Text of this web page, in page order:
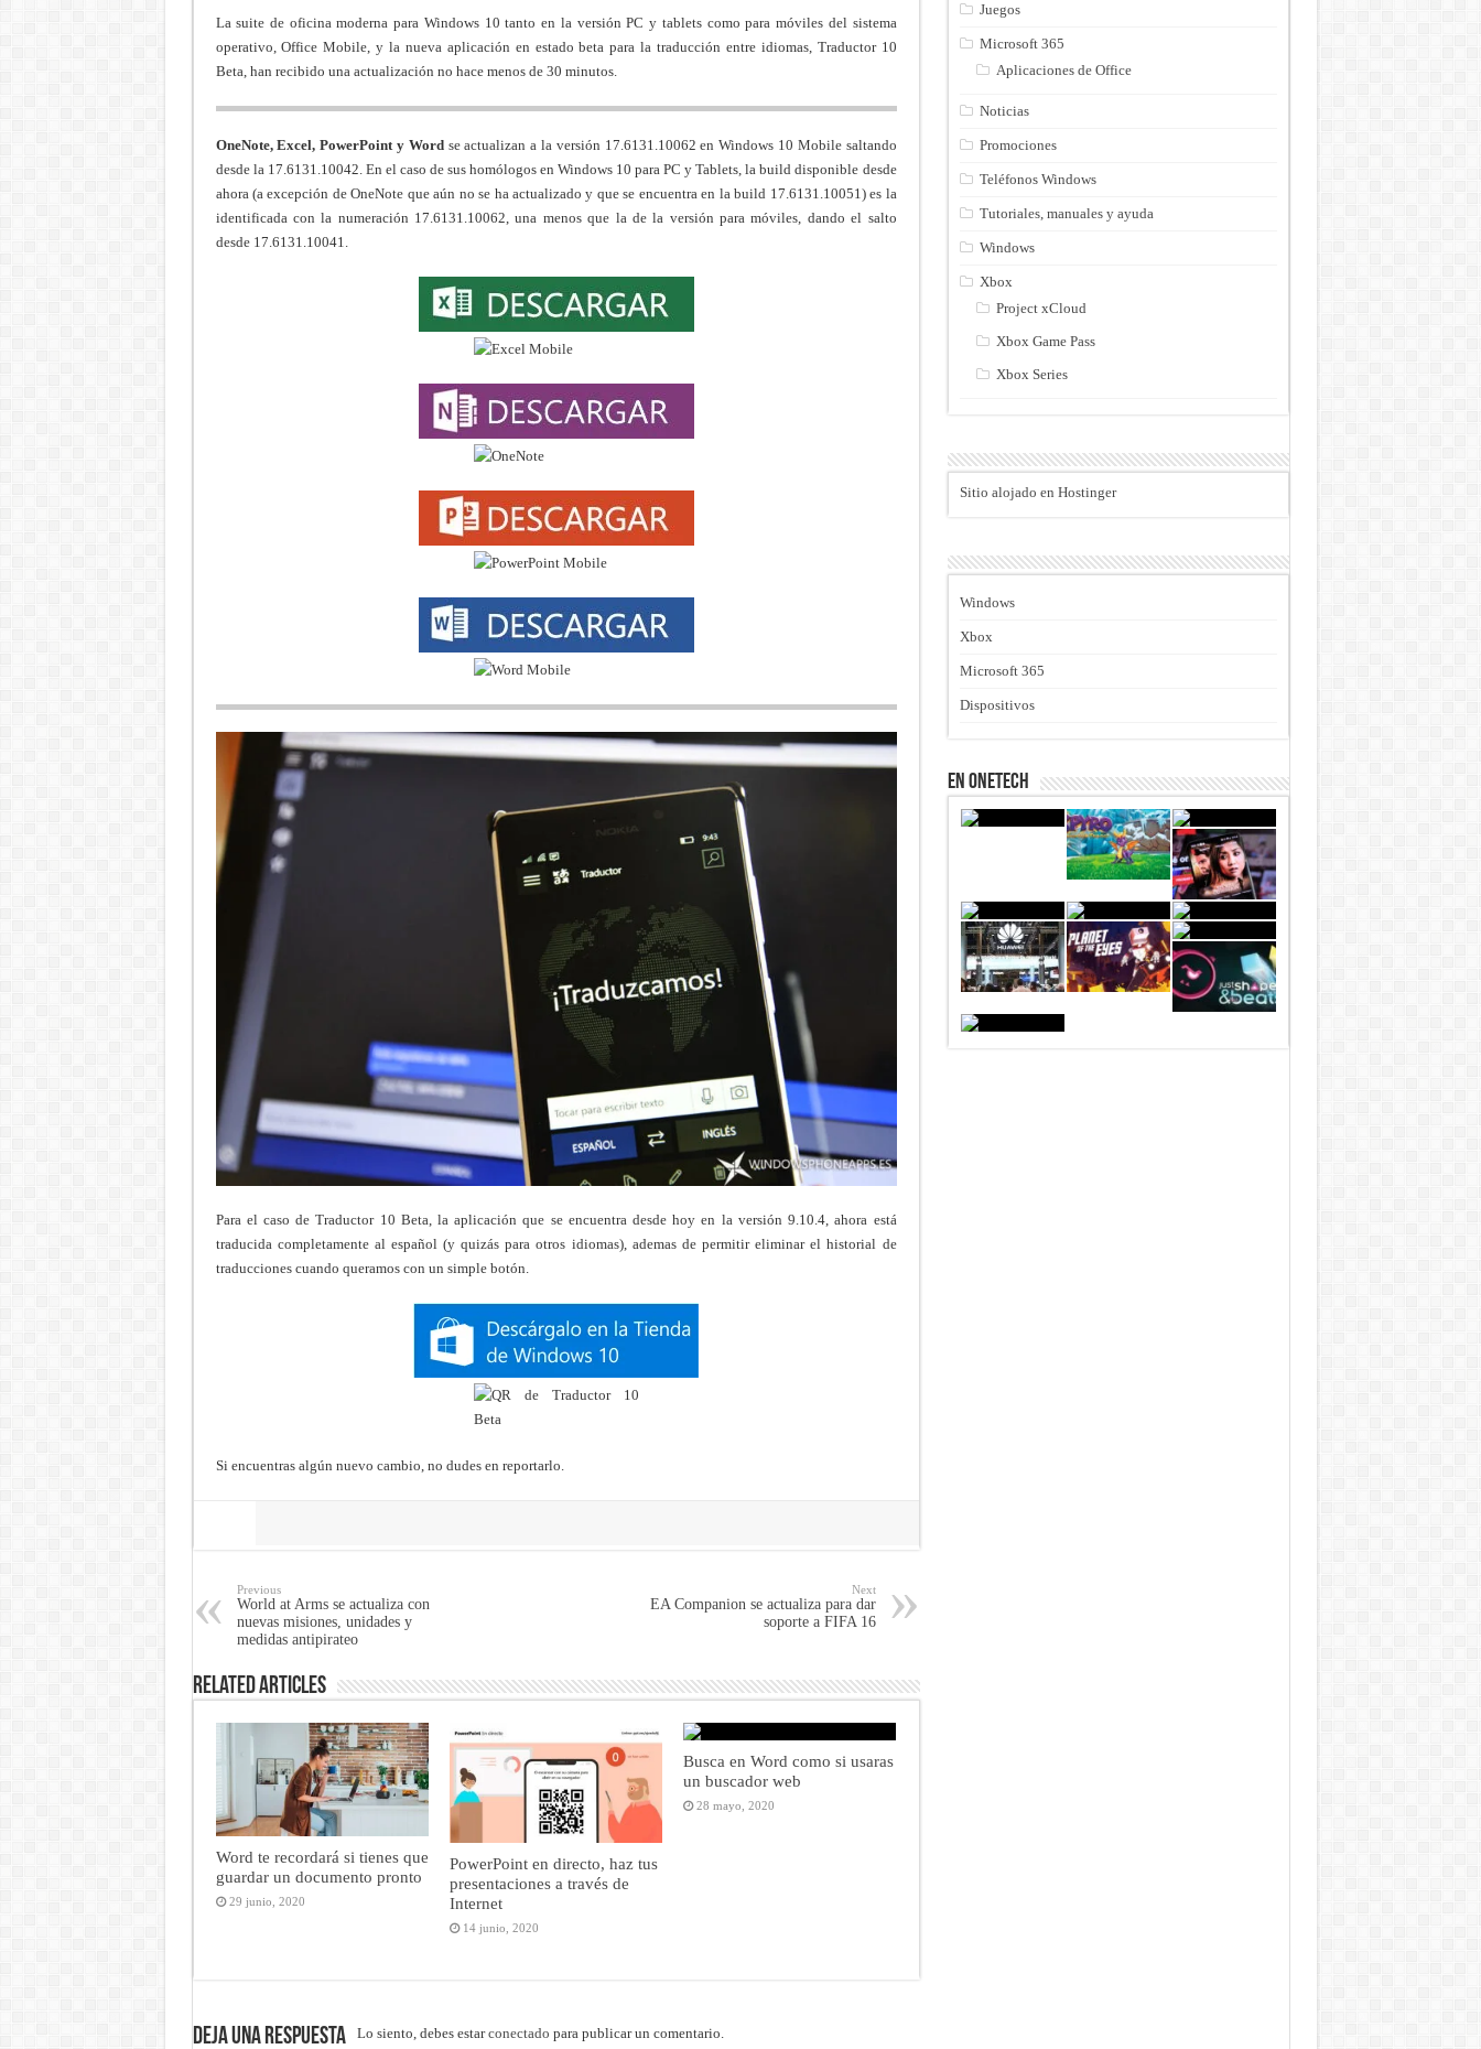
La suite de oficina moderna para Windows 10 tanto en la versión PC y tablets como para móviles del sistema
operativo, Office Mobile, y la nueva aplicación en estado beta para la traducción entre idiomas, Traductor 10
Beta, han recibido una actualización no hace menos de 30 minutos.
OneNote, Excel, PowerPoint y Wordse actualizan a la versión 17.6131.10062 en Windows 10 Mobile saltando
desde la 17.6131.10042. En el caso de sus homólogos en Windows 10 para PC y Tablets, la build disponible desde
ahora (a excepción de OneNote que aún no se ha actualizado y que se encuentra en la build 17.6131.10051) es la
identificada con la numeración 17.6131.10062, una menos que la de la versión para móviles, dando el salto
desde 17.6131.10041.
Para el caso de Traductor 10 Beta, la aplicación que se encuentra desde hoy en la versión 9.10.4, ahora está
traducida completamente al español (y quizás para otros idiomas), ademas de permitir eliminar el historial de
traducciones cuando queramos con un simple botón.
Si encuentras algún nuevo cambio, no dudes en reportarlo.
Previous
World at Arms se actualiza con
nuevas misiones, unidades y
medidas antipirateo
Next
EA Companion se actualiza para dar
soporte a FIFA 16
Related Articles
Word te recordará si tienes que
guardar un documento pronto
29 junio, 2020
PowerPoint en directo, haz tus
presentaciones a través de
Internet
14 junio, 2020
Busca en Word como si usaras
un buscador web
28 mayo, 2020
Deja una respuesta Lo siento, debes estarconectado para publicar un comentario.
Juegos
Microsoft 365
Aplicaciones de Office
Noticias
Promociones
Teléfonos Windows
Tutoriales, manuales y ayuda
Windows
Xbox
Project xCloud
Xbox Game Pass
Xbox Series
Sitio alojado en Hostinger
Windows
Xbox
Microsoft 365
Dispositivos
En Onetech